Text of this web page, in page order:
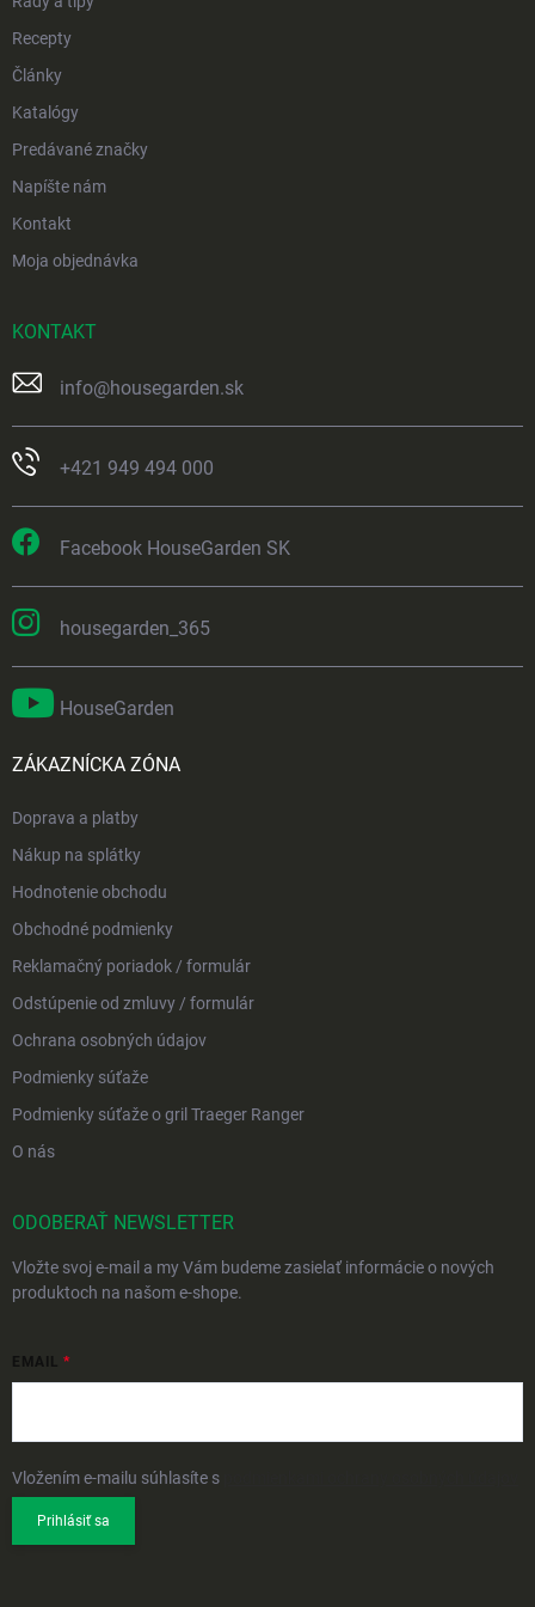
Recepty
Články
Katalógy
Predávané značky
Napíšte nám
Kontakt
Moja objednávka
KONTAKT
info@housegarden.sk
+421 949 494 000
Facebook HouseGarden SK
housegarden_365
HouseGarden
ZÁKAZNÍCKA ZÓNA
Doprava a platby
Nákup na splátky
Hodnotenie obchodu
Obchodné podmienky
Reklamačný poriadok / formulár
Odstúpenie od zmluvy / formulár
Ochrana osobných údajov
Podmienky súťaže
Podmienky súťaže o gril Traeger Ranger
O nás
ODOBERAŤ NEWSLETTER
Vložte svoj e-mail a my Vám budeme zasielať informácie o nových
produktoch na našom e-shope.
EMAIL
Vložením e-mailu súhlasíte s
Prihlásiť sa